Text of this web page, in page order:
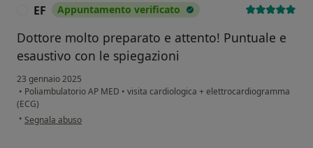
EF Appuntamento verificato
Dottore molto preparato e attento! Puntuale e
esaustivo con le spiegazioni
23 gennaio 2025
• Poliambulatorio AP MED • visita cardiologica + elettrocardiogramma
(ECG)
• secondo l'opinione dell'utente EF
Segnala abuso